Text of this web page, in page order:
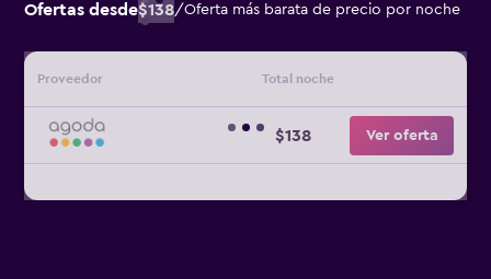
Ofertas desde$138/Oferta más barata de precio por noche
Proveedor Total noche
$138 Ver oferta